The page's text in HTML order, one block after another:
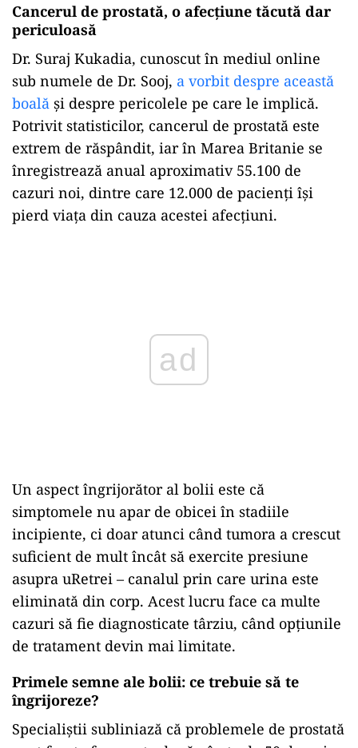
Cancerul de prostată, o afecțiune tăcută dar
periculoasă
Dr. Suraj Kukadia, cunoscut în mediul online
sub numele de Dr. Sooj, a vorbit despre această
boală și despre pericolele pe care le implică.
Potrivit statisticilor, cancerul de prostată este
extrem de răspândit, iar în Marea Britanie se
înregistrează anual aproximativ 55.100 de
cazuri noi, dintre care 12.000 de pacienți își
pierd viața din cauza acestei afecțiuni.
Un aspect îngrijorător al bolii este că
simptomele nu apar de obicei în stadiile
incipiente, ci doar atunci când tumora a crescut
suficient de mult încât să exercite presiune
asupra uRetrei – canalul prin care urina este
eliminată din corp. Acest lucru face ca multe
cazuri să fie diagnosticate târziu, când opțiunile
de tratament devin mai limitate.
Primele semne ale bolii: ce trebuie să te
îngrijoreze?
Specialiștii subliniază că problemele de prostată